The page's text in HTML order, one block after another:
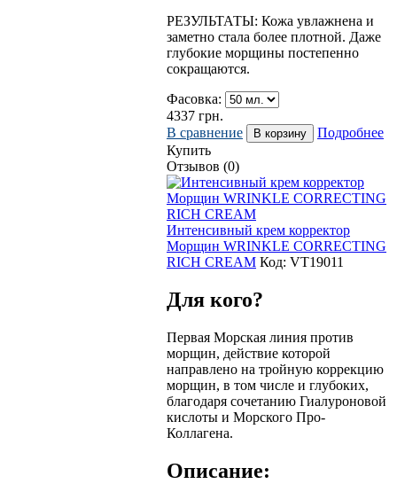
РЕЗУЛЬТАТЫ: Кожа увлажнена и
заметно стала более плотной. Даже
глубокие морщины постепенно
сокращаются.
Фасовка:
4337 грн.
В сравнение
Подробнее
Купить
Отзывов (0)
Интенсивный крем корректор
Морщин WRINKLE CORRECTING
RICH CREAM Код: VT19011
Для кого?
Первая Морская линия против
морщин, действие которой
направлено на тройную коррекцию
морщин, в том числе и глубоких,
благодаря сочетанию Гиалуроновой
кислоты и Морского Про-
Коллагена.
Описание: